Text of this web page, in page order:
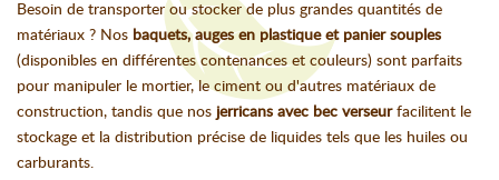
Besoin de transporter ou stocker de plus grandes quantités de
matériaux ? Nos baquets, auges en plastique et panier souples
(disponibles en différentes contenances et couleurs) sont parfaits
pour manipuler le mortier, le ciment ou d'autres matériaux de
construction, tandis que nos jerricans avec bec verseurfacilitent le
stockage et la distribution précise de liquides tels que les huiles ou
carburants.